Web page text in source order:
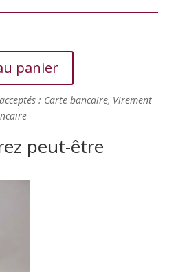
panier
: Carte bancaire, Virement
peut-être